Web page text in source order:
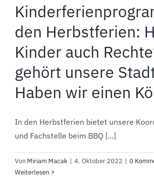
den Herbstferien:
Kinder auch
gehört unsere
Haben wir einen
In den Herbstferien bietet unsere
und Fachstelle beim BBQ [...]
Von Miriam Macak | 4. Oktober 2022 | 0
Weiterlesen